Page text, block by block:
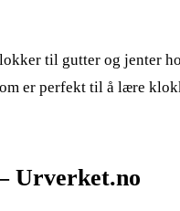
til gutter og jenter
er perfekt til å lære
Urverket.no